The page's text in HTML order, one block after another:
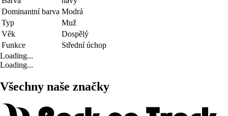
Dominantní barva Modrá
Typ
Muž
Věk
Dospělý
Funkce
Střední úchop
Loading...
Loading...
Všechny naše značky